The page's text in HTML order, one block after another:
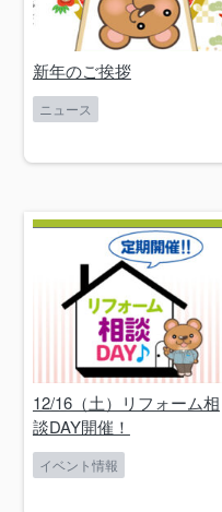
新年のご挨拶
ニュース
12/16（土）リフォーム相
談DAY開催！
イベント情報